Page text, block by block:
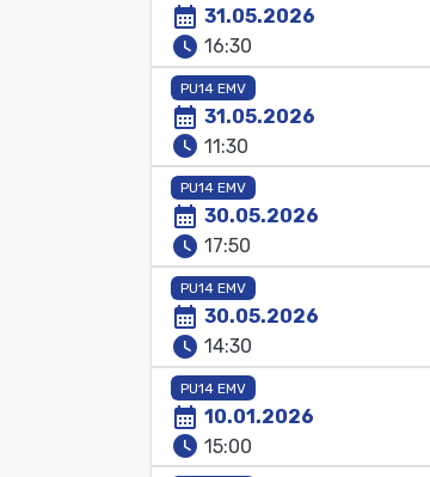
calendar_month 31.05.2026
watch_later 16:30
PU14 EMV
calendar_month 31.05.2026
watch_later 11:30
PU14 EMV
calendar_month 30.05.2026
watch_later 17:50
PU14 EMV
calendar_month 30.05.2026
watch_later 14:30
PU14 EMV
calendar_month 10.01.2026
watch_later 15:00